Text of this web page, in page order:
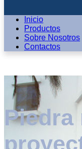
Inicio
Productos
Sobre Nosotros
Contactos
Piedra